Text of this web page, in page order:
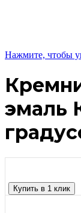
Нажмите, чтобы
эмаль
Купить в 1 клик